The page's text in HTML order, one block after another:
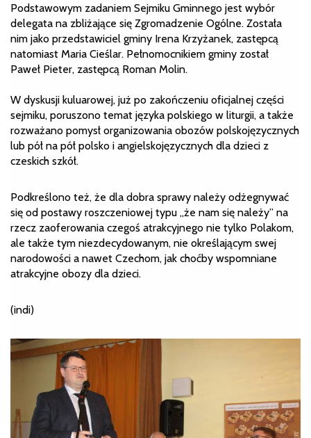
Podstawowym zadaniem Sejmiku Gminnego jest wybór
delegata na zbliżające się Zgromadzenie Ogólne. Została
nim jako przedstawiciel gminy Irena Krzyżanek, zastępcą
natomiast Maria Cieślar. Pełnomocnikiem gminy został
Paweł Pieter, zastępcą Roman Molin.
W dyskusji kuluarowej, już po zakończeniu oficjalnej części
sejmiku, poruszono temat języka polskiego w liturgii, a także
rozważano pomysł organizowania obozów polskojęzycznych
lub pół na pół polsko i angielskojęzycznych dla dzieci z
czeskich szkół.
Podkreślono też, że dla dobra sprawy należy odżegnywać
się od postawy roszczeniowej typu „że nam się należy” na
rzecz zaoferowania czegoś atrakcyjnego nie tylko Polakom,
ale także tym niezdecydowanym, nie określającym swej
narodowości a nawet Czechom, jak choćby wspomniane
atrakcyjne obozy dla dzieci.
(indi)